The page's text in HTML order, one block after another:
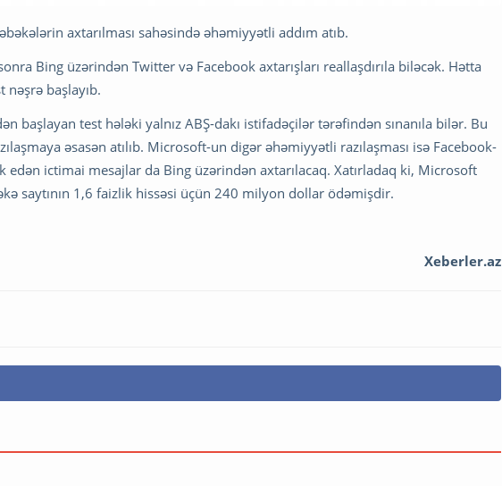
axtarılması sahəsində əhəmiyyətli addım atıb.
Bing üzərindən Twitter və Facebook axtarışları reallaşdırıla biləcək. Hətta
nəşrə başlayıb.
başlayan test hələki yalnız ABŞ-dakı istifadəçilər tərəfindən sınanıla bilər. Bu
əsasən atılıb. Microsoft-un digər əhəmiyyətli razılaşması isə Facebook-
edən ictimai mesajlar da Bing üzərindən axtarılacaq. Xatırladaq ki, Microsoft
saytının 1,6 faizlik hissəsi üçün 240 milyon dollar ödəmişdir.
Xeberler.az